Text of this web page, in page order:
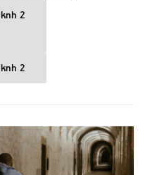
knh 2
knh 2